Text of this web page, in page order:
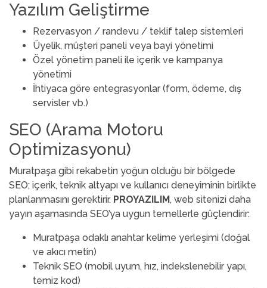
Yazılım Geliştirme
Rezervasyon / randevu / teklif talep sistemleri
Üyelik, müşteri paneli veya bayi yönetimi
Özel yönetim paneli ile içerik ve kampanya
yönetimi
İhtiyaca göre entegrasyonlar (form, ödeme, dış
servisler vb.)
SEO (Arama Motoru
Optimizasyonu)
Muratpaşa gibi rekabetin yoğun olduğu bir bölgede
SEO; içerik, teknik altyapı ve kullanıcı deneyiminin birlikte
planlanmasını gerektirir. PROYAZILIM, web sitenizi daha
yayın aşamasında SEO’ya uygun temellerle güçlendirir:
Muratpaşa odaklı anahtar kelime yerleşimi (doğal
ve akıcı metin)
Teknik SEO (mobil uyum, hız, indekslenebilir yapı,
temiz kod)